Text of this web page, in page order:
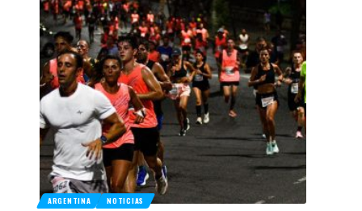
ARGENTINA NOTICIAS